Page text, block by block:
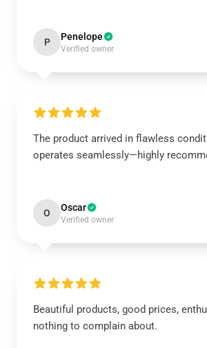
P Penelope
Verified owner
The product arrived in flawless
operates seamlessly—highly
O Oscar
Verified owner
Beautiful products, good prices,
nothing to complain about.